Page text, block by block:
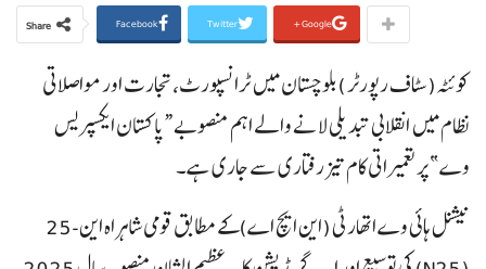
Share Facebook Twitter Google+
کوئٹہ(سٹاف رپورٹر )بلوچستان میں ٹرانسپورٹ، تجارت اور مواصلاتی
نظام میں انقلابی تبدیلی لانے والے اہم منصوبے “پاکستان ایکسپریس
وے” پر تعمیراتی کام تیز رفتاری سے جاری ہے۔
نیشنل ہائی وے اتھارٹی (این ایچ اے)کے مطابق قومی شاہراہ این-25